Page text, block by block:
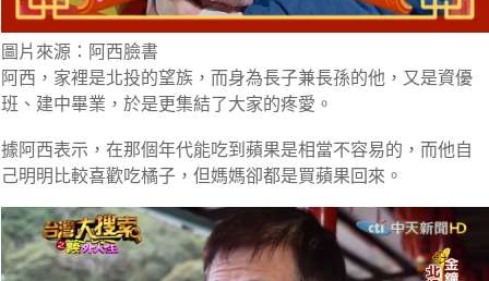
圖片來源：阿西臉書
阿西，家裡是北投的望族，而身為長子兼長孫的他，又是資優
班、建中畢業，於是更集結了大家的疼愛。
據阿西表示，在那個年代能吃到蘋果是相當不容易的，而他自
己明明比較喜歡吃橘子，但媽媽卻都是買蘋果回來。